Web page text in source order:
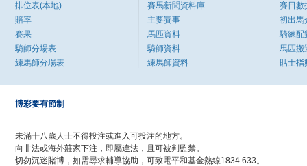
排位表(本地)
賠率
賽果
騎師分場表
練馬師分場表
賽馬新聞資料庫
主要賽事
馬匹資料
騎師資料
練馬師資料
賽日數
初出馬
騎練配
馬匹搬
貼士指
博彩要有節制
未滿十八歲人士不得投注或進入可投注的地方。
向非法或海外莊家下注，即屬違法，且可被判監禁。
切勿沉迷賭博，如需尋求輔導協助，可致電平和基金熱線1834 633。